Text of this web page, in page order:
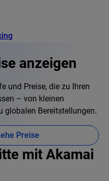
anzeigen
und Preise, die zu Ihren
– von kleinen
globalen Bereitstellungen.
Preise
mit Akamai